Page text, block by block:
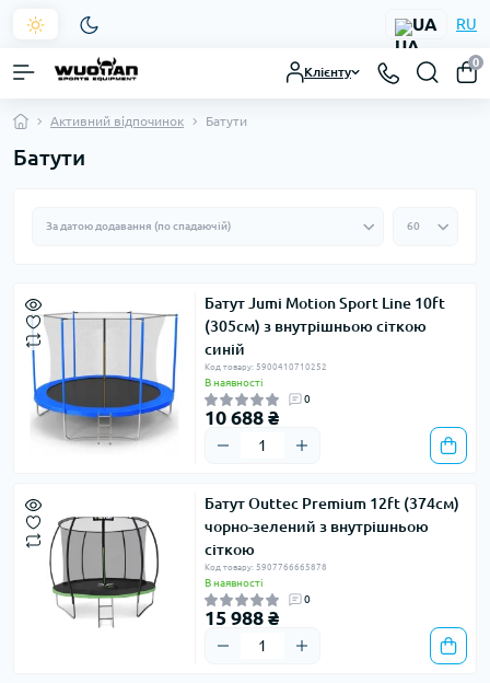
UA RU
Клієнту
0
Активний відпочинок Батути
Батути
Батут Jumi Motion Sport Line 10ft
(305см) з внутрішньою сіткою
синій
Код товару: 5900410710252
В наявності
0
10 688 ₴
Батут Outtec Premium 12ft (374см)
чорно-зелений з внутрішньою
сіткою
Код товару: 5907766665878
В наявності
0
15 988 ₴